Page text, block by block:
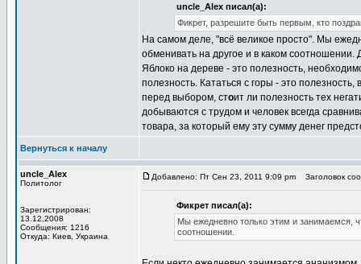
uncle_Alex писал(а):
Фикрет, разрешите быть первым, кто
На самом деле, "всё великое просто". Мы
обменивать на другое и в каком соотношении.
Яблоко на дереве - это полезность,
полезность. Кататься с горы - это
перед выбором, стоит ли полезность тех
добываются с трудом и человек всегда
товара, за который ему эту сумму денег
Вернуться к началу
uncle_Alex
Политолог
Зарегистрирован:
13.12.2008
Сообщения: 1216
Откуда: Киев, Украина
Добавлено: Пт Сен 23, 2011 9:09 pm Заголовок
Фикрет писал(а):
Мы ежедневно только этим и занимаемся,
соотношении.